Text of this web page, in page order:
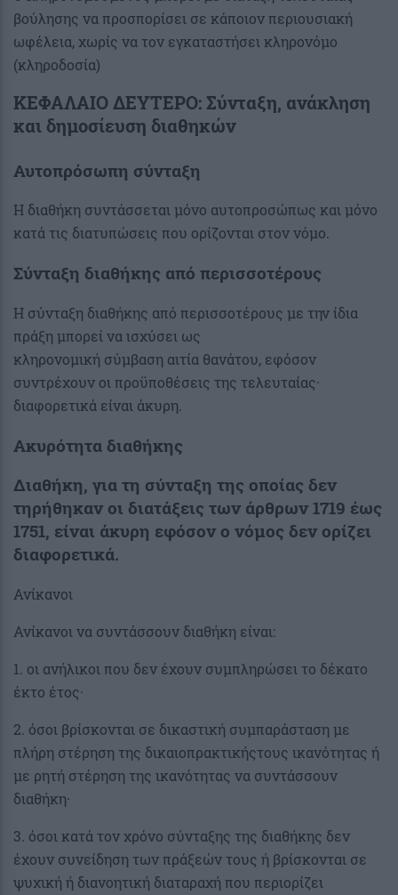
βούλησης να προσπορίσει σε κάποιον περιουσιακή
ωφέλεια, χωρίς να τον εγκαταστήσει κληρονόμο
(κληροδοσία)
ΚΕΦΑΛΑΙΟ ΔΕΥΤΕΡΟ: Σύνταξη, ανάκληση
και δημοσίευση διαθηκών
Αυτοπρόσωπη σύνταξη
Η διαθήκη συντάσσεται μόνο αυτοπροσώπως και μόνο
κατά τις διατυπώσεις που ορίζονται στον νόμο.
Σύνταξη διαθήκης από περισσοτέρους
Η σύνταξη διαθήκης από περισσοτέρους με την ίδια
πράξη μπορεί να ισχύσει ως
κληρονομική σύμβαση αιτία θανάτου, εφόσον
συντρέχουν οι προϋποθέσεις της τελευταίας·
διαφορετικά είναι άκυρη.
Ακυρότητα διαθήκης
Διαθήκη, για τη σύνταξη της οποίας δεν
τηρήθηκαν οι διατάξεις των άρθρων 1719 έως
1751, είναι άκυρη εφόσον ο νόμος δεν ορίζει
διαφορετικά.
Ανίκανοι
Ανίκανοι να συντάσσουν διαθήκη είναι:
1. οι ανήλικοι που δεν έχουν συμπληρώσει το δέκατο
έκτο έτος·
2. όσοι βρίσκονται σε δικαστική συμπαράσταση με
πλήρη στέρηση της δικαιοπρακτικήςτους ικανότητας ή
με ρητή στέρηση της ικανότητας να συντάσσουν
διαθήκη·
3. όσοι κατά τον χρόνο σύνταξης της διαθήκης δεν
έχουν συνείδηση των πράξεών τους ή βρίσκονται σε
ψυχική ή διανοητική διαταραχή που περιορίζει